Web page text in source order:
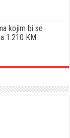
kojim bi se
1.210 KM